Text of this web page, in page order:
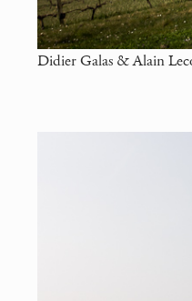
Didier Galas & Alain